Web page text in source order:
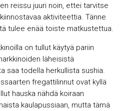
reissu juuri noin, ettei tarvitse
aktiviteettia. Tänne
tulee enää toiste matkustettua.
on tullut käytyä pariin
läheisistä
saa todella herkullista sushia.
fregattilinnut ovat kyllä
hauska nähdä koiraan
kaulapussiaan, mutta tämä